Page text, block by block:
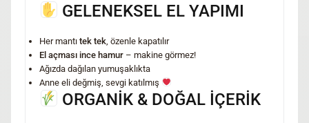
GELENEKSEL EL YAPIMI
Her mantı tek tek , özenle kapatılır
El açması ince hamur – makine görmez!
Ağızda dağılan yumuşaklıkta
Anne eli değmiş, sevgi katılmış
ORGANİK & DOĞAL İÇERİK